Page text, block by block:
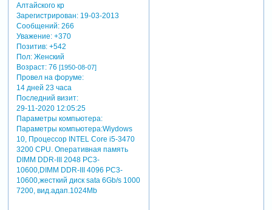
Алтайского кр
Зарегистрирован: 19-03-2013
Сообщений:266
Уважение: +370
Позитив: +542
Пол:Женский
Возраст:76 [1950-08-07]
Провел на форуме:
14 дней 23 часа
Последний визит:
29-11-2020 12:05:25
Параметры компьютера:
Параметры компьютера:Wiydows
10, Процессор INTEL Core i5-3470
3200 CРU. Оперативная память
DIMM DDR-III 2048 РC3-
10600,DIMM DDR-III 4096 РC3-
10600,жесткий диск sata 6Gb/s 1000
7200, вид.адап.1024Mb